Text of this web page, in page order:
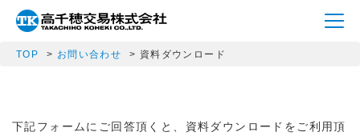
TOP お問い合わせ 資料ダウンロード
下記フォームにご回答頂くと、資料ダウンロードをご利用頂